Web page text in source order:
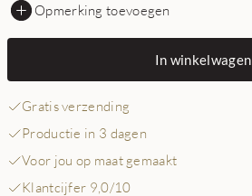
Opmerking toevoegen
In winkelwagen
Gratis verzending
Productie in 3 dagen
Voor jou op maat gemaakt
Klantcijfer 9,0/10